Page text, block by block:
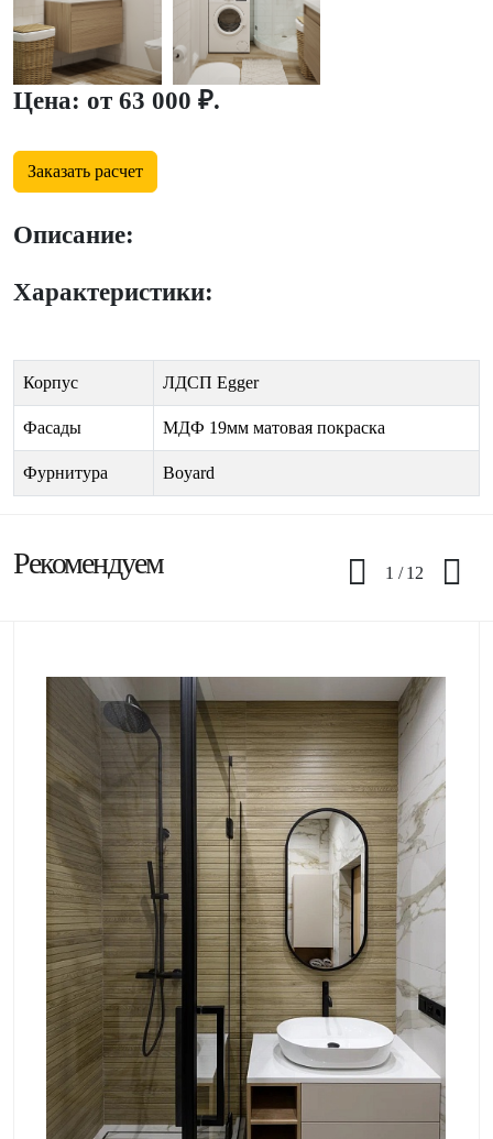
Цена: от 63 000 ₽.
Заказать расчет
Описание:
Характеристики:
Корпус ЛДСП Egger
Фасады МДФ 19мм матовая покраска
Фурнитура Boyard
Рекомендуем